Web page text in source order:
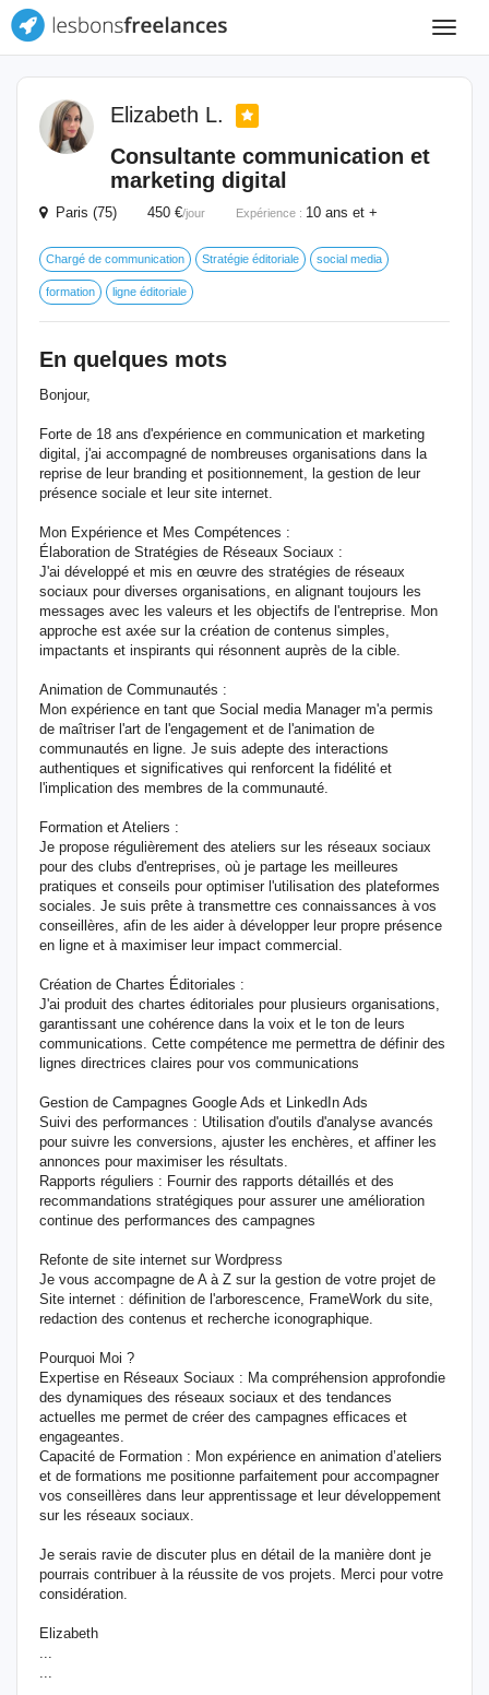
Toggle
Elizabeth L.
Consultante communication et
marketing digital
Paris (75) 450 €/jour Expérience : 10 ans et +
Chargé de communication Stratégie éditoriale social media
formation ligne éditoriale
En quelques mots
Bonjour,
Forte de 18 ans d'expérience en communication et marketing
digital, j'ai accompagné de nombreuses organisations dans la
reprise de leur branding et positionnement, la gestion de leur
présence sociale et leur site internet.
Mon Expérience et Mes Compétences :
Élaboration de Stratégies de Réseaux Sociaux :
J'ai développé et mis en œuvre des stratégies de réseaux
sociaux pour diverses organisations, en alignant toujours les
messages avec les valeurs et les objectifs de l'entreprise. Mon
approche est axée sur la création de contenus simples,
impactants et inspirants qui résonnent auprès de la cible.
Animation de Communautés :
Mon expérience en tant que Social media Manager m'a permis
de maîtriser l'art de l'engagement et de l'animation de
communautés en ligne. Je suis adepte des interactions
authentiques et significatives qui renforcent la fidélité et
l'implication des membres de la communauté.
Formation et Ateliers :
Je propose régulièrement des ateliers sur les réseaux sociaux
pour des clubs d'entreprises, où je partage les meilleures
pratiques et conseils pour optimiser l'utilisation des plateformes
sociales. Je suis prête à transmettre ces connaissances à vos
conseillères, afin de les aider à développer leur propre présence
en ligne et à maximiser leur impact commercial.
Création de Chartes Éditoriales :
J'ai produit des chartes éditoriales pour plusieurs organisations,
garantissant une cohérence dans la voix et le ton de leurs
communications. Cette compétence me permettra de définir des
lignes directrices claires pour vos communications
Gestion de Campagnes Google Ads et LinkedIn Ads
Suivi des performances : Utilisation d'outils d'analyse avancés
pour suivre les conversions, ajuster les enchères, et affiner les
annonces pour maximiser les résultats.
Rapports réguliers : Fournir des rapports détaillés et des
recommandations stratégiques pour assurer une amélioration
continue des performances des campagnes
Refonte de site internet sur Wordpress
Je vous accompagne de A à Z sur la gestion de votre projet de
Site internet : définition de l'arborescence, FrameWork du site,
redaction des contenus et recherche iconographique.
Pourquoi Moi ?
Expertise en Réseaux Sociaux : Ma compréhension approfondie
des dynamiques des réseaux sociaux et des tendances
actuelles me permet de créer des campagnes efficaces et
engageantes.
Capacité de Formation : Mon expérience en animation d’ateliers
et de formations me positionne parfaitement pour accompagner
vos conseillères dans leur apprentissage et leur développement
sur les réseaux sociaux.
Je serais ravie de discuter plus en détail de la manière dont je
pourrais contribuer à la réussite de vos projets. Merci pour votre
considération.
Elizabeth
...
...